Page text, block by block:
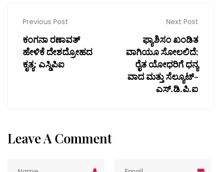
Previous Post
ಕಂಗನಾ ರಣಾವತ್
ಹೇಳಿಕೆ ದೇಶದ್ರೋಹದ
ಕೃತ್ಯ: ಎಸ್ಡಿಪಿಐ
Next Post
ಫ್ಯಾಶಿಸಂ ಖಂಡಿತ
ವಾಗಿಯೂ ಸೋಲಲಿದೆ;
ರೈತ ಯೋಧರಿಗೆ ಧನ್ಯ
ವಾದ ಮತ್ತು ಸೆಲ್ಯೂಟ್-
ಎಸ್.ಡಿ.ಪಿ.ಐ
Leave A Comment